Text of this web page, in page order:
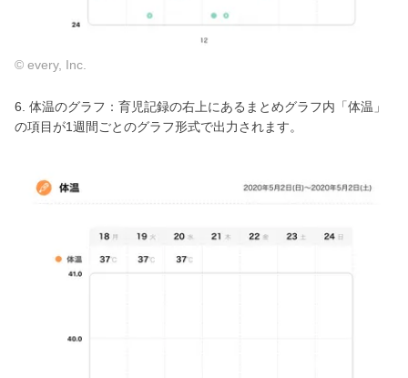
© every, Inc.
6. 体温のグラフ：育児記録の右上にあるまとめグラフ内「体温」
の項目が1週間ごとのグラフ形式で出力されます。